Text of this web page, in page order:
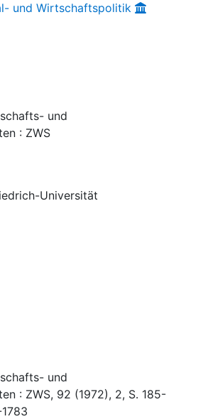
und Wirtschaftspolitik
und
: ZWS
Universität
und
: ZWS, 92 (1972), 2, S. 185-